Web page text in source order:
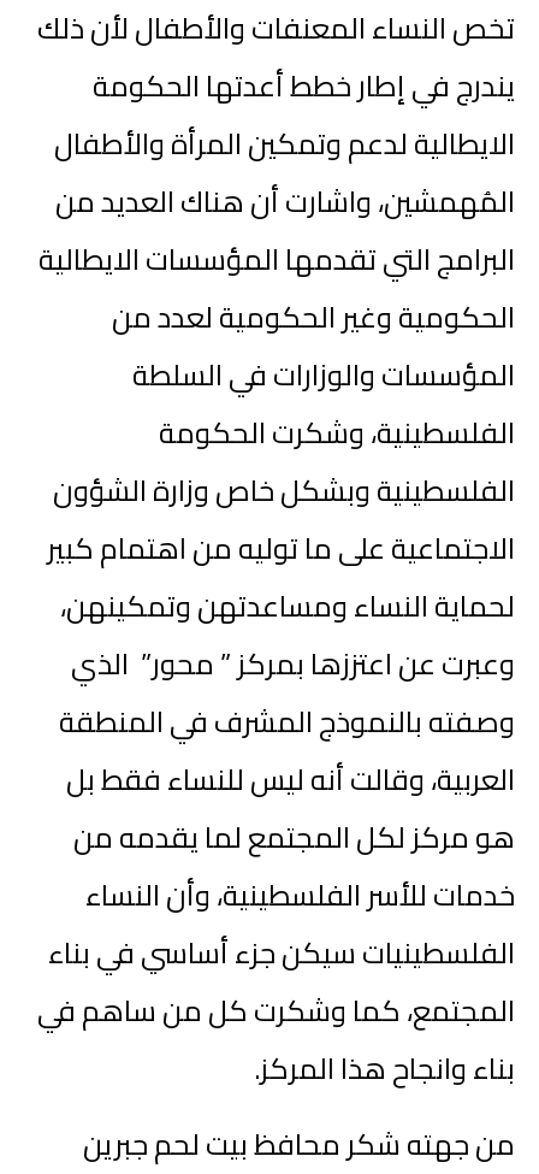
تخص النساء المعنفات والأطفال لأن ذلك
يندرج في إطار خطط أعدتها الحكومة
الايطالية لدعم وتمكين المرأة والأطفال
المُهمشين، واشارت أن هناك العديد من
البرامج التي تقدمها المؤسسات الايطالية
الحكومية وغير الحكومية لعدد من
المؤسسات والوزارات في السلطة
الفلسطينية، وشكرت الحكومة
الفلسطينية وبشكل خاص وزارة الشؤون
الاجتماعية على ما توليه من اهتمام كبير
لحماية النساء ومساعدتهن وتمكينهن،
وعبرت عن اعتززها بمركز ” محور” الذي
وصفته بالنموذج المشرف في المنطقة
العربية، وقالت أنه ليس للنساء فقط بل
هو مركز لكل المجتمع لما يقدمه من
خدمات للأسر الفلسطينية، وأن النساء
الفلسطينيات سيكن جزء أساسي في بناء
المجتمع، كما وشكرت كل من ساهم في
بناء وانجاح هذا المركز.
من جهته شكر محافظ بيت لحم جبرين